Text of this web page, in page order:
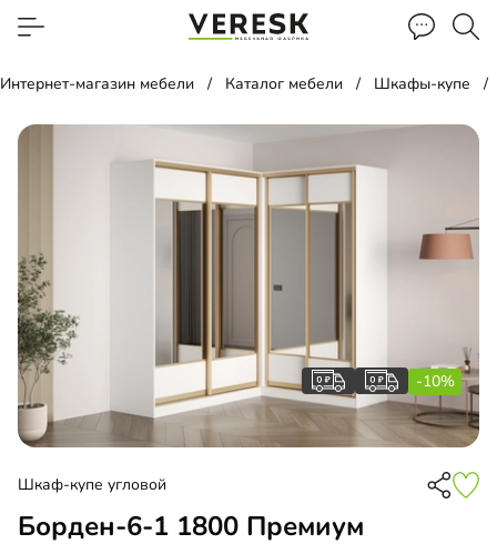
Интернет-магазин мебели Каталог мебели Шкафы-купе
-10%
Шкаф-купе угловой
Борден-6-1 1800 Премиум